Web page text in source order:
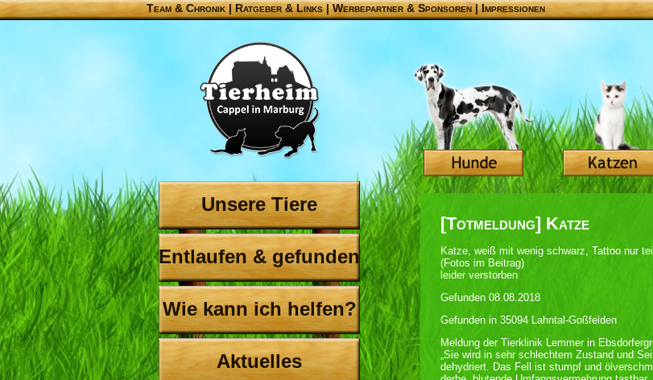
Team & Chronik |Ratgeber & Links|Werbepartner & Sponsoren|Impressionen
Unsere Tiere
Entlaufen & gefunden
Wie kann ich helfen?
Aktuelles
[Totmeldung] Katze
Katze, weiß mit wenig schwarz, Tattoo nur
(Fotos im Beitrag)
leider verstorben
Gefunden 08.08.2018
Gefunden in 35094 Lahntal-Goßfelden
Meldung der Tierklinik Lemmer in
„Sie wird in sehr schlechtem Zustand und
dehydriert. Das Fell ist stumpf und